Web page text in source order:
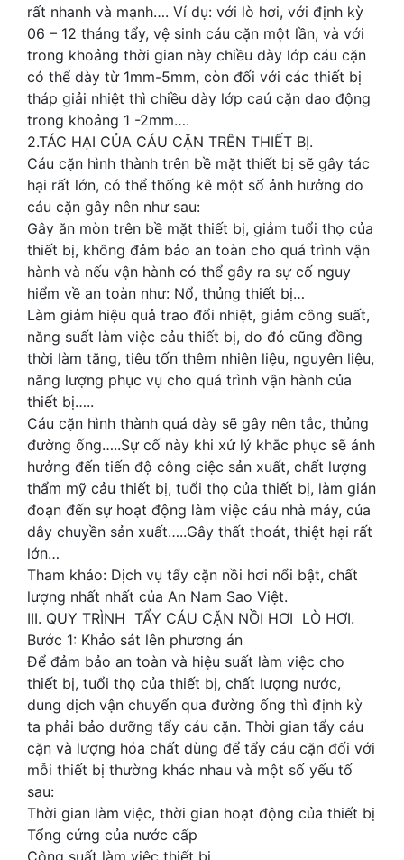
rất nhanh và mạnh…. Ví dụ: với lò hơi, với định kỳ
06 – 12 tháng tẩy, vệ sinh cáu cặn một lần, và với
trong khoảng thời gian này chiều dày lớp cáu cặn
có thể dày từ 1mm-5mm, còn đối với các thiết bị
tháp giải nhiệt thì chiều dày lớp caú cặn dao động
trong khoảng 1 -2mm….
2.TÁC HẠI CỦA CÁU CẶN TRÊN THIẾT BỊ.
Cáu cặn hình thành trên bề mặt thiết bị sẽ gây tác
hại rất lớn, có thể thống kê một số ảnh hưởng do
cáu cặn gây nên như sau:
Gây ăn mòn trên bề mặt thiết bị, giảm tuổi thọ của
thiết bị, không đảm bảo an toàn cho quá trình vận
hành và nếu vận hành có thể gây ra sự cố nguy
hiểm về an toàn như: Nổ, thủng thiết bị…
Làm giảm hiệu quả trao đổi nhiệt, giảm công suất,
năng suất làm việc cảu thiết bị, do đó cũng đồng
thời làm tăng, tiêu tốn thêm nhiên liệu, nguyên liệu,
năng lượng phục vụ cho quá trình vận hành của
thiết bị…..
Cáu cặn hình thành quá dày sẽ gây nên tắc, thủng
đường ống…..Sự cố này khi xử lý khắc phục sẽ ảnh
hưởng đến tiến độ công ciệc sản xuất, chất lượng
thẩm mỹ cảu thiết bị, tuổi thọ của thiết bị, làm gián
đoạn đến sự hoạt động làm việc cảu nhà máy, của
dây chuyền sản xuất…..Gây thất thoát, thiệt hại rất
lớn…
Tham khảo: Dịch vụ tẩy cặn nồi hơi nổi bật, chất
lượng nhất nhất của An Nam Sao Việt.
III. QUY TRÌNH TẨY CÁU CẶN NỒI HƠI LÒ HƠI.
Bước 1: Khảo sát lên phương án
Để đảm bảo an toàn và hiệu suất làm việc cho
thiết bị, tuổi thọ của thiết bị, chất lượng nước,
dung dịch vận chuyển qua đường ống thì định kỳ
ta phải bảo dưỡng tẩy cáu cặn. Thời gian tẩy cáu
cặn và lượng hóa chất dùng để tẩy cáu cặn đối với
mỗi thiết bị thường khác nhau và một số yếu tố
sau:
Thời gian làm việc, thời gian hoạt động của thiết bị
Tổng cứng của nước cấp
Công suất làm việc thiết bị